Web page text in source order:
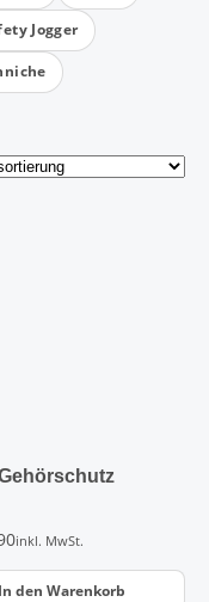
Jogger
inkl. MwSt.
In den Warenkorb